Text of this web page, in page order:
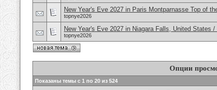
New Year's Eve 2027 in Paris Montparnasse Top of
topnye2026
New Year's Eve 2027 in Niagara Falls, United States /
topnye2026
Опции
Показаны темы с 1 по 20 из 524